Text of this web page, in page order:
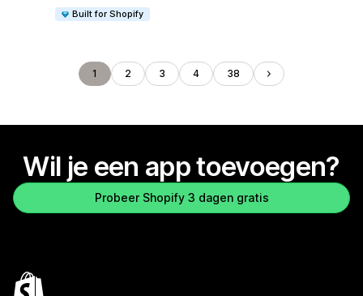
Built for Shopify
1 2 3 4 38
Wil je een app toevoegen?
Probeer Shopify 3 dagen gratis